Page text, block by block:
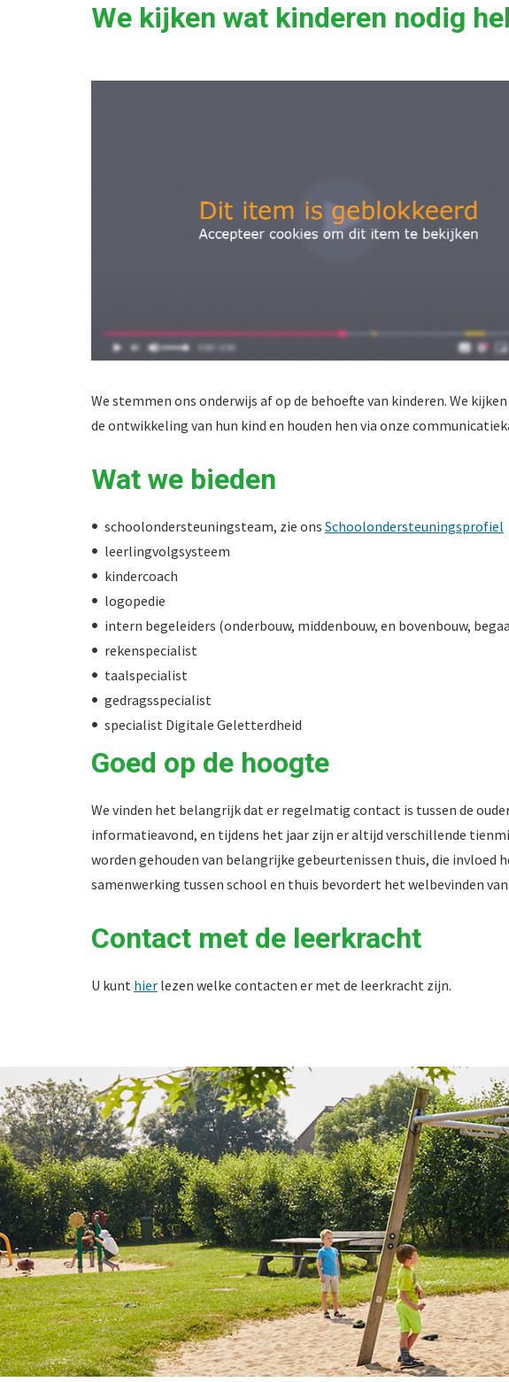
We kijken wat kinderen nodig
We stemmen ons onderwijs af op de behoefte van kinderen. We
de ontwikkeling van hun kind en houden hen via onze
Wat we bieden
schoolondersteuningsteam, zie ons Schoolondersteuningsprofiel
leerlingvolgsysteem
kindercoach
logopedie
intern begeleiders (onderbouw, middenbouw, en bovenbouw,
rekenspecialist
taalspecialist
gedragsspecialist
specialist Digitale Geletterdheid
Goed op de hoogte
We vinden het belangrijk dat er regelmatig contact is tussen de
informatieavond, en tijdens het jaar zijn er altijd verschillende
worden gehouden van belangrijke gebeurtenissen thuis, die invloed
samenwerking tussen school en thuis bevordert het welbevinden
Contact met de leerkracht
U kunt hier lezen welke contacten er met de leerkracht zijn.